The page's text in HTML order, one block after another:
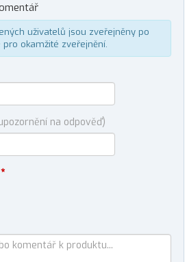
uživatelů jsou zveřejněny po
pro okamžité zveřejnění.
na odpověď)
*